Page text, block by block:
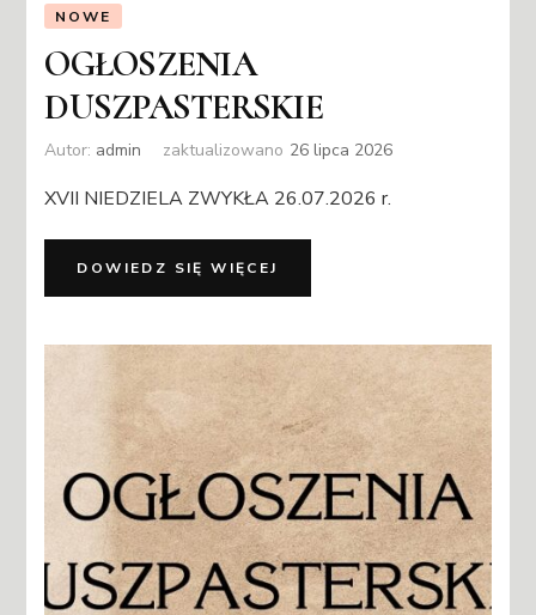
NOWE
OGŁOSZENIA
DUSZPASTERSKIE
Autor: admin zaktualizowano 26 lipca 2026
XVII NIEDZIELA ZWYKŁA 26.07.2026 r.
DOWIEDZ SIĘ WIĘCEJ